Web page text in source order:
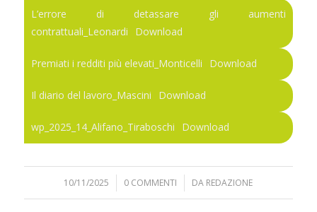
L’errore di detassare gli aumenti
contrattuali_Leonardi
Download
Premiati i redditi più elevati_Monticelli Download
Il diario del lavoro_Mascini Download
wp_2025_14_Alifano_Tiraboschi Download
10/11/2025
/ 0 COMMENTI
/ DA REDAZIONE